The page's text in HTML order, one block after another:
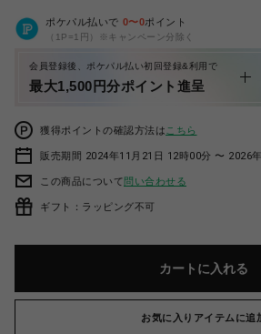
ポケパル払いで 0〜0ポイント
（1P=1円）※キャンペーン分除く
会員登録後、ポケパル払い初回登録&利用で
最大1,500円分ポイント進呈
獲得ポイントの確認方法は こちら
販売期間 2024年11月21日 12時00分 〜 2026
この商品について問い合わせる
ギフト：ラッピング不可
カートに入れる
お気に入りアイテムに追